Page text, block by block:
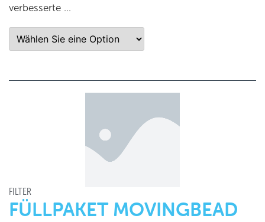
verbesserte …
FILTER
FÜLLPAKET MOVINGBEAD